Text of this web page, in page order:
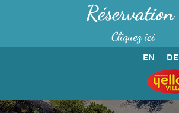
Panneau de gestion des cookiesRéservation
Cliquez ici
EN DE